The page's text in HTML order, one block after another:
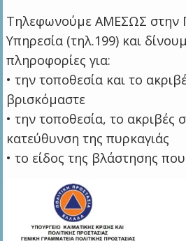
Τηλεφωνούμε ΑΜΕΣΩΣ στην
Υπηρεσία (τηλ.199) και
πληροφορίες για:
• την τοποθεσία και το
βρισκόμαστε
• την τοποθεσία, το ακριβές
κατεύθυνση της πυρκαγιάς
• το είδος της βλάστησης που